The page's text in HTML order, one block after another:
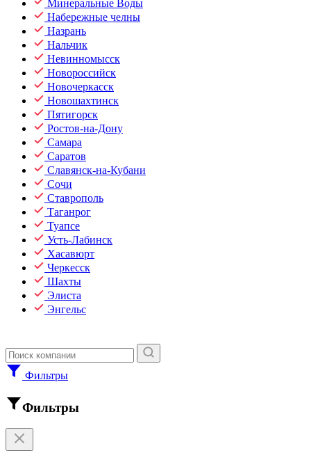
Минеральные Воды
Набережные челны
Назрань
Нальчик
Невинномысск
Новороссийск
Новочеркасск
Новошахтинск
Пятигорск
Ростов-на-Дону
Самара
Саратов
Славянск-на-Кубани
Сочи
Ставрополь
Таганрог
Туапсе
Усть-Лабинск
Хасавюрт
Черкесск
Шахты
Элиста
Энгельс
Фильтры
Фильтры